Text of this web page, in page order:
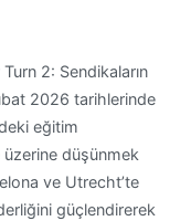
2: Sendikaların
2026 tarihlerinde
eğitim
üzerine düşünmek
ve Utrecht’te
güçlendirerek